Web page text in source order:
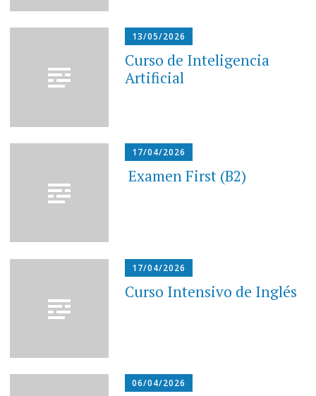
13/05/2026
Curso de Inteligencia
Artificial
17/04/2026
Examen First (B2)
17/04/2026
Curso Intensivo de Inglés
06/04/2026